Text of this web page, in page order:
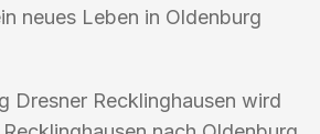
neues Leben in Oldenburg
Dresner Recklinghausen wird